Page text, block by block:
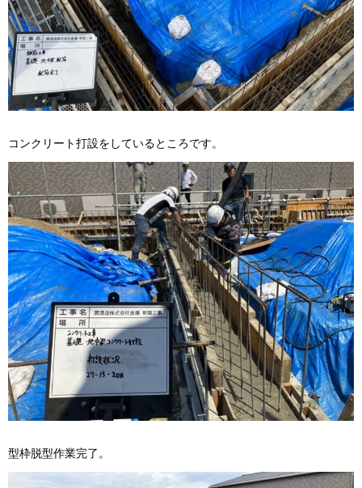
コンクリート打設をしているところです。
型枠脱型作業完了。